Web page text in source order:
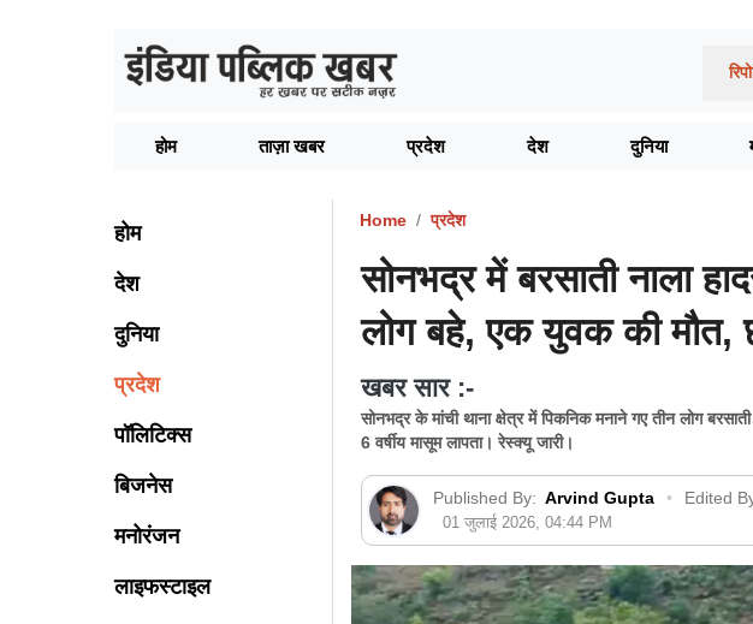
होम ताज़ा खबर प्रदेश देश दुनिया
होम
देश
दुनिया
प्रदेश
पॉलिटिक्स
बिजनेस
मनोरंजन
लाइफस्टाइल
Home प्रदेश
सोनभद्र में बरसाती नाला
लोग बहे, एक युवक की मौत,
खबर सार :-
सोनभद्र के मांची थाना क्षेत्र में पिकनिक मनाने गए तीन लोग
6 वर्षीय मासूम लापता। रेस्क्यू जारी।
Published By: Arvind Gupta • Edited
01 जुलाई 2026, 04:44 PM